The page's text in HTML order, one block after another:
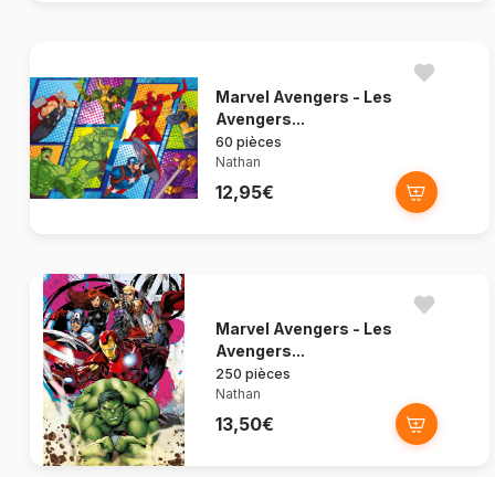
Marvel Avengers - Les
Avengers...
60 pièces
Nathan
12,95€
Marvel Avengers - Les
Avengers...
250 pièces
Nathan
13,50€